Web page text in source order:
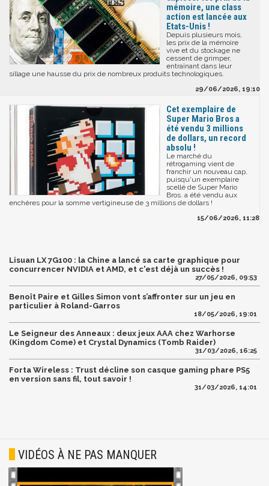
mémoire, une class
action est lancée aux
Etats-Unis !
Depuis plusieurs mois,
les prix de la mémoire
vive et du stockage ne
cessent de grimper,
entraînant dans leur
sillage une hausse du prix de nombreux produits technologiques.
29/06/2026, 19:10
Cet exemplaire de
Super Mario Bros a
été vendu 3 millions
de dollars, un record
absolu !
Le marché du
rétrogaming vient de
franchir un nouveau cap,
puisqu'un exemplaire
scellé de Super Mario
Bros. a été vendu aux
enchères pour la somme vertigineuse de 3 millions de dollars !
15/06/2026, 11:28
Lisuan LX 7G100 : la Chine a lancé sa carte graphique pour
concurrencer NVIDIA et AMD, et c'est déjà un succès !
27/05/2026, 09:53
Benoît Paire et Gilles Simon vont s’affronter sur un jeu en
particulier à Roland-Garros
18/05/2026, 19:01
Le Seigneur des Anneaux : deux jeux AAA chez Warhorse
(Kingdom Come) et Crystal Dynamics (Tomb Raider)
31/03/2026, 16:25
Forta Wireless : Trust décline son casque gaming phare PS5
en version sans fil, tout savoir !
31/03/2026, 14:01
VIDÉOS À NE PAS MANQUER